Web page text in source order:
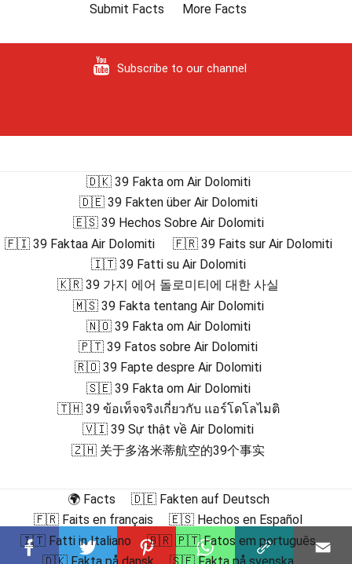
Submit Facts
More Facts
Subscribe to our channel
🇩🇰 39 Fakta om Air Dolomiti
🇩🇪 39 Fakten über Air Dolomiti
🇪🇸 39 Hechos Sobre Air Dolomiti
🇫🇮 39 Faktaa Air Dolomiti
🇫🇷 39 Faits sur Air Dolomiti
🇮🇹 39 Fatti su Air Dolomiti
🇰🇷 39 가지 에어 돌로미티에 대한 사실
🇲🇸 39 Fakta tentang Air Dolomiti
🇳🇴 39 Fakta om Air Dolomiti
🇵🇹 39 Fatos sobre Air Dolomiti
🇷🇴 39 Fapte despre Air Dolomiti
🇸🇪 39 Fakta om Air Dolomiti
🇹🇭 39 ข้อเท็จจริงเกี่ยวกับ แอร์โดโลไมติ
🇻🇮 39 Sự thật về Air Dolomiti
🇿🇭 关于多洛米蒂航空的39个事实
🌍 Facts
🇩🇪 Fakten auf Deutsch
🇫🇷 Faits en français
🇪🇸 Hechos en Español
🇮🇹 Fatti in Italiano
🇧🇷 🇵🇹 Fatos em português